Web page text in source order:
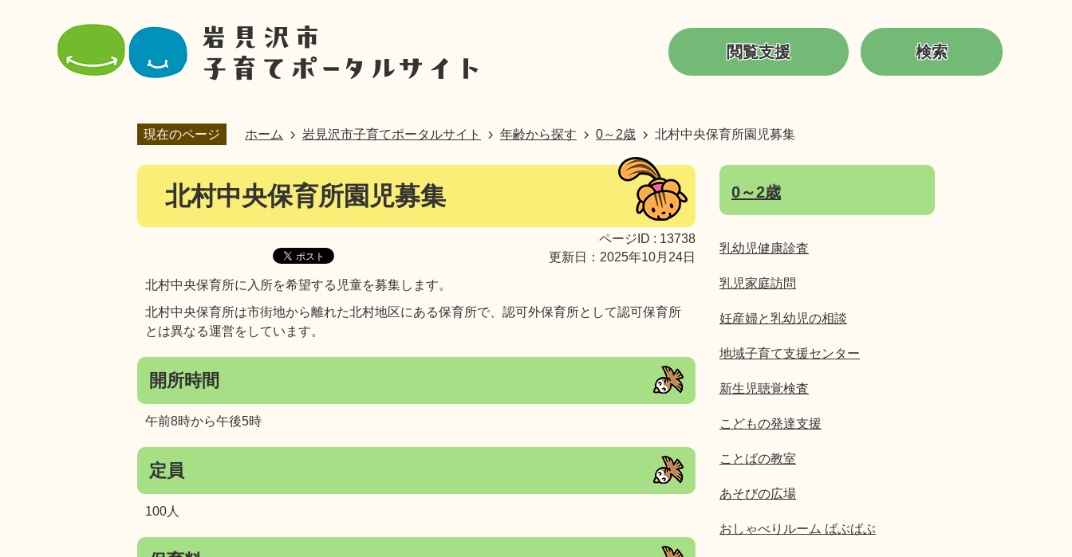
閲覧支援 検索
現在のページ ホーム 岩見沢市子育てポータルサイト 年齢から探す 0～2歳 北村中央保育所園児募集
北村中央保育所園児募集
ページID : 13738
更新日：2025年10月24日
北村中央保育所に入所を希望する児童を募集します。
北村中央保育所は市街地から離れた北村地区にある保育所で、認可外保育所として認可保育所
とは異なる運営をしています。
開所時間
午前8時から午後5時
定員
100人
0～2歳
乳幼児健康診査
乳児家庭訪問
妊産婦と乳幼児の相談
地域子育て支援センター
新生児聴覚検査
こどもの発達支援
ことばの教室
あそびの広場
おしゃべりルーム ばぶばぶ